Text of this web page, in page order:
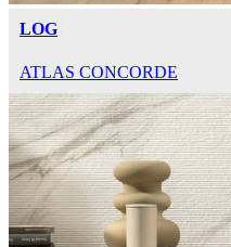
LOG
ATLAS CONCORDE